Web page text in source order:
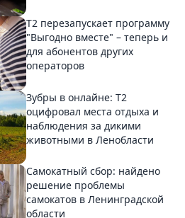
Т2 перезапускает программу
"Выгодно вместе" – теперь и
для абонентов других
операторов
Зубры в онлайне: Т2
оцифровал места отдыха и
наблюдения за дикими
животными в Ленобласти
Самокатный сбор: найдено
решение проблемы
самокатов в Ленинградской
области